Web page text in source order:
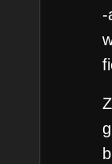
-